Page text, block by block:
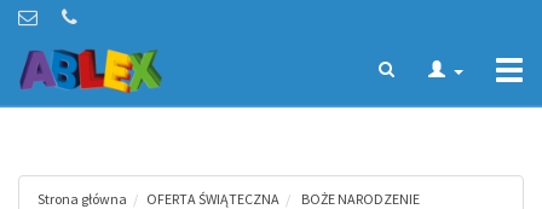
Strona główna OFERTA ŚWIĄTECZNA BOŻE NARODZENIE